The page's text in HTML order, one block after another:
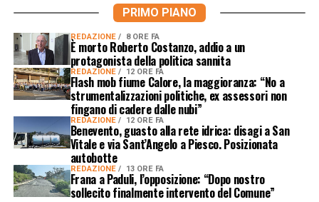
PRIMO PIANO
REDAZIONE 8 ORE FA
È morto Roberto Costanzo, addio a un
protagonista della politica sannita
REDAZIONE 12 ORE FA
Flash mob fiume Calore, la maggioranza: “No a
strumentalizzazioni politiche, ex assessori non
fingano di cadere dalle nubi”
REDAZIONE 12 ORE FA
Benevento, guasto alla rete idrica: disagi a San
Vitale e via Sant’Angelo a Piesco. Posizionata
autobotte
REDAZIONE 13 ORE FA
Frana a Paduli, l’opposizione: “Dopo nostro
sollecito finalmente intervento del Comune”